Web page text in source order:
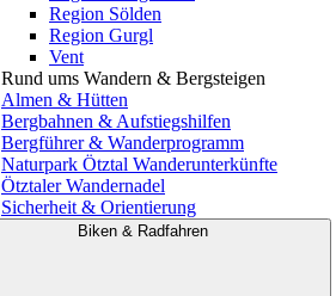
Region Sölden
Region Gurgl
Vent
Rund ums Wandern & Bergsteigen
Almen & Hütten
Bergbahnen & Aufstiegshilfen
Bergführer & Wanderprogramm
Naturpark Ötztal Wanderunterkünfte
Ötztaler Wandernadel
Sicherheit & Orientierung
Biken & Radfahren